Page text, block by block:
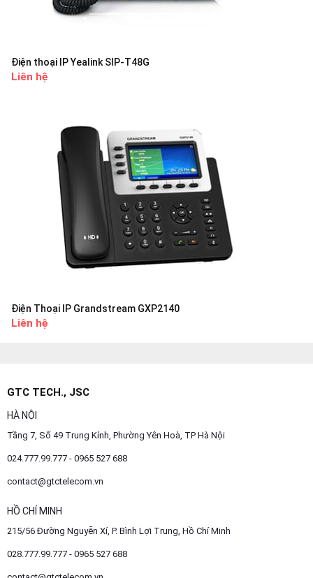
Điện thoại IP Yealink SIP-T48G
Liên hệ
Điện Thoại IP Grandstream GXP2140
Liên hệ
GTC TECH., JSC
HÀ NỘI
Tầng 7, Số 49 Trung Kính, Phường Yên Hoà, TP Hà Nội
024.777.99.777 - 0965 527 688
contact@gtctelecom.vn
HỒ CHÍ MINH
215/56 Đường Nguyễn Xí, P. Bình Lợi Trung, Hồ Chí Minh
028.777.99.777 - 0965 527 688